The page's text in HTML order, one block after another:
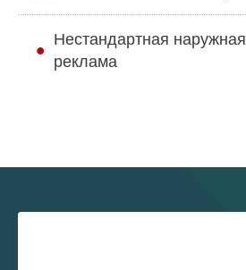
Нестандартная наружная
реклама